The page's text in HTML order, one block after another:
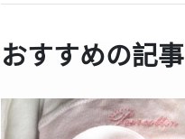
おすすめの記事